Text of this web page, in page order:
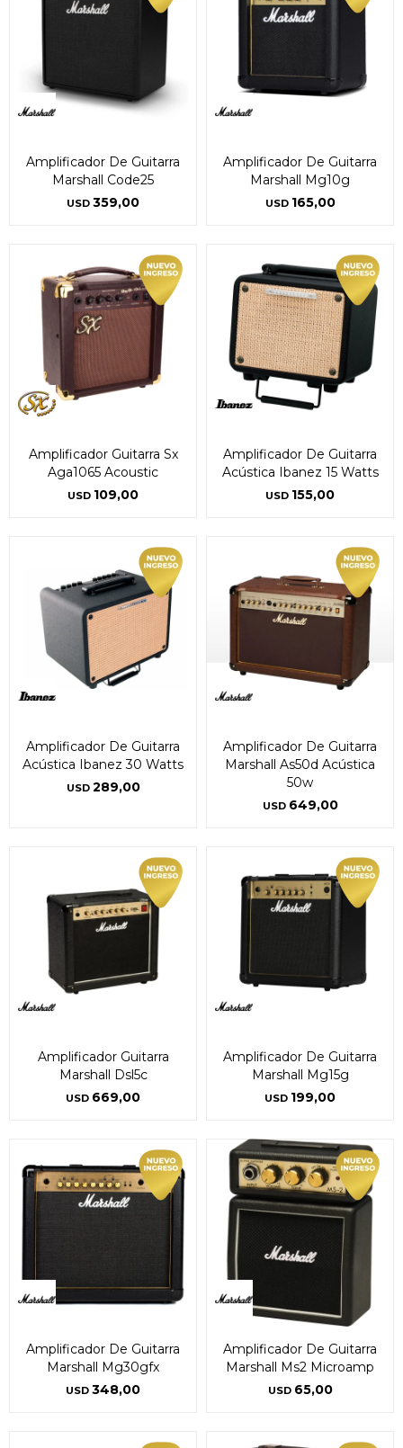
Amplificador De Guitarra
Marshall Code25
USD 359,00
Amplificador De Guitarra
Marshall Mg10g
USD 165,00
Amplificador Guitarra Sx
Aga1065 Acoustic
USD 109,00
Amplificador De Guitarra
Acústica Ibanez 15 Watts
USD 155,00
Amplificador De Guitarra
Acústica Ibanez 30 Watts
USD 289,00
Amplificador De Guitarra
Marshall As50d Acústica
50w
USD 649,00
Amplificador Guitarra
Marshall Dsl5c
USD 669,00
Amplificador De Guitarra
Marshall Mg15g
USD 199,00
Amplificador De Guitarra
Marshall Mg30gfx
USD 348,00
Amplificador De Guitarra
Marshall Ms2 Microamp
USD 65,00